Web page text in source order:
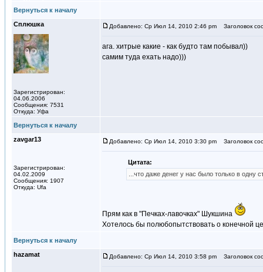
Вернуться к началу
Сплюшка
Зарегистрирован:
04.06.2006
Сообщения: 7531
Откуда: Уфа
Добавлено: Ср Июл 14, 2010 2:46 pm Заголовок
ага. хитрые какие - как будто там побывал))
самим туда ехать надо)))
Вернуться к началу
zavgar13
Зарегистрирован:
04.02.2009
Сообщения: 1907
Откуда: Ufa
Добавлено: Ср Июл 14, 2010 3:30 pm Заголовок
Цитата:
...что даже денег у нас было только в одну
Прям как в "Печках-лавочках" Шукшина
Хотелось бы полюбопытствовать о конечной
Вернуться к началу
hazamat
Добавлено: Ср Июл 14, 2010 3:58 pm Заголовок